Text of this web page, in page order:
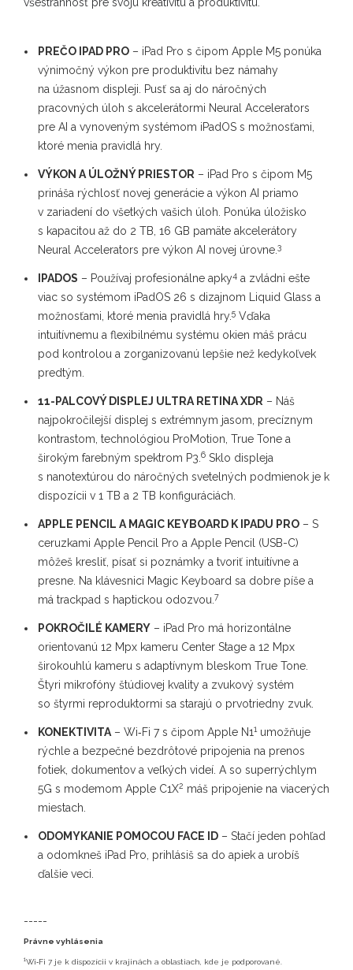
PREČO IPAD PRO – iPad Pro s čipom Apple M5 ponúka
výnimočný výkon pre produktivitu bez námahy
na úžasnom displeji. Pusť sa aj do náročných
pracovných úloh s akcelerátormi Neural Accelerators
pre AI a vynoveným systémom iPadOS s možnosťami,
ktoré menia pravidlá hry.
VÝKON A ÚLOŽNÝ PRIESTOR – iPad Pro s čipom M5
prináša rýchlosť novej generácie a výkon AI priamo
v zariadení do všetkých vašich úloh. Ponúka úložisko
s kapacitou až do 2 TB, 16 GB pamäte akcelerátory
Neural Accelerators pre výkon AI novej úrovne. 3
IPADOS – Používaj profesionálne apky4 a zvládni ešte
viac so systémom iPadOS 26 s dizajnom Liquid Glass a
možnosťami, ktoré menia pravidlá hry.5 Vďaka
intuitívnemu a flexibilnému systému okien máš prácu
pod kontrolou a zorganizovanú lepšie než kedykoľvek
predtým.
11-PALCOVÝ DISPLEJ ULTRA RETINA XDR – Náš
najpokročilejší displej s extrémnym jasom, precíznym
kontrastom, technológiou ProMotion, True Tone a
širokým farebným spektrom P3. 6 Sklo displeja
s nanotextúrou do náročných svetelných podmienok je k
dispozícii v 1 TB a 2 TB konfiguráciách.
APPLE PENCIL A MAGIC KEYBOARD K IPADU PRO – S
ceruzkami Apple Pencil Pro a Apple Pencil (USB-C)
môžeš kresliť, písať si poznámky a tvoriť intuitívne a
presne. Na klávesnici Magic Keyboard sa dobre píše a
má trackpad s haptickou odozvou. 7
POKROČILÉ KAMERY – iPad Pro má horizontálne
orientovanú 12 Mpx kameru Center Stage a 12 Mpx
širokouhlú kameru s adaptívnym bleskom True Tone.
Štyri mikrofóny štúdiovej kvality a zvukový systém
so štyrmi reproduktormi sa starajú o prvotriedny zvuk.
KONEKTIVITA – Wi‑Fi 7 s čipom Apple N11umožňuje
rýchle a bezpečné bezdrôtové pripojenia na prenos
fotiek, dokumentov a veľkých videí. A so superrýchlym
5G s modemom Apple C1X2 máš pripojenie na viacerých
miestach.
ODOMYKANIE POMOCOU FACE ID – Stačí jeden pohľad
a odomkneš iPad Pro, prihlásiš sa do apiek a urobíš
ďalšie veci.
-----
Právne vyhlásenia
1Wi‑Fi 7 je k dispozícii v krajinách a oblastiach, kde je podporované.